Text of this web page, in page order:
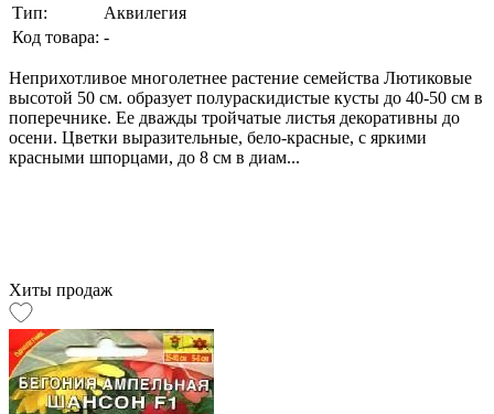
Тип:
Аквилегия
Код товара: -
Неприхотливое многолетнее растение семейства Лютиковые
высотой 50 см. образует полураскидистые кусты до 40-50 см в
поперечнике. Ее дважды тройчатые листья декоративны до
осени. Цветки выразительные, бело-красные, с яркими
красными шпорцами, до 8 см в диам...
Хиты продаж